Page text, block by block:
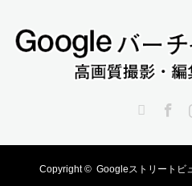
Copyright © Googleストリートビ